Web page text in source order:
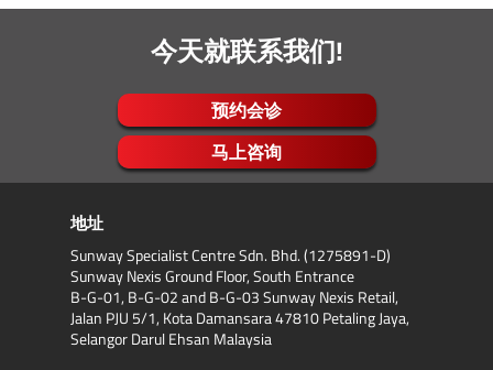
如果您经常腹胀。
如果您有吞咽困难。
可能诊断出的某些疾病和状况包括：
脂肪肝疾病(非酒精性脂肪肝、酒精性
脂肪肝）
胆结石
胃炎
（俗称大肠镜）
包括/不包括活检的胃镜检查
内窥镜静脉曲张结扎术
治疗性腹腔穿刺术
今天就联系我们!
预约会诊
马上咨询
地址
Sunway Specialist Centre Sdn. Bhd. (1275891-D)
Sunway Nexis Ground Floor, South Entrance
B-G-01, B-G-02 and B-G-03 Sunway Nexis Retail,
Jalan PJU 5/1, Kota Damansara 47810 Petaling Jaya,
Selangor Darul Ehsan Malaysia